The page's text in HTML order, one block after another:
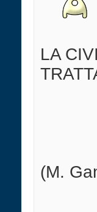
LA
(M.